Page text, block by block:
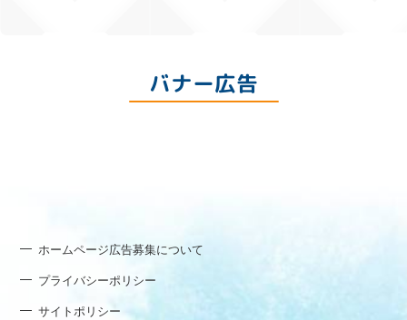
バナー広告
ホームページ広告募集について
プライバシーポリシー
サイトポリシー